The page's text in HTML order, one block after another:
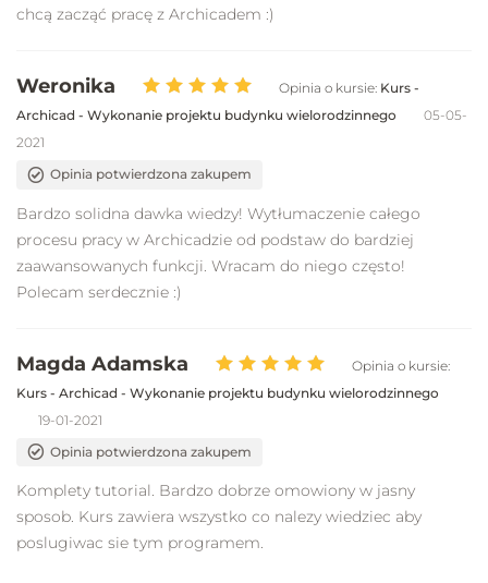
chcą zacząć pracę z Archicadem :)
Weronika Opinia o kursie: Kurs -
Archicad - Wykonanie projektu budynku wielorodzinnego
05-05-
2021
Opinia potwierdzona zakupem
Bardzo solidna dawka wiedzy! Wytłumaczenie całego
procesu pracy w Archicadzie od podstaw do bardziej
zaawansowanych funkcji. Wracam do niego często!
Polecam serdecznie :)
Magda Adamska
Opinia o kursie:
Kurs - Archicad - Wykonanie projektu budynku wielorodzinnego
19-01-2021
Opinia potwierdzona zakupem
Komplety tutorial. Bardzo dobrze omowiony w jasny
sposob. Kurs zawiera wszystko co nalezy wiedziec aby
poslugiwac sie tym programem.